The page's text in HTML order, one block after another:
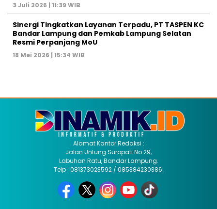
3 Juli 2026 | 11:39 WIB
Sinergi Tingkatkan Layanan Terpadu, PT TASPEN KC
Bandar Lampung dan Pemkab Lampung Selatan
Resmi Perpanjang MoU
18 Mei 2026 | 15:34 WIB
Alamat Kantor Redaksi :
Jalan Untung Suropati No 29,
Labuhan Ratu, Bandar Lampung.
Telp : 081373023592 / 085384230386.